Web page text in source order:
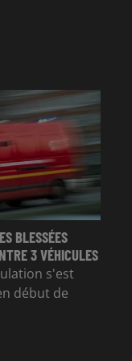
BLESSÉES
3 VÉHICULES
s'est
début de